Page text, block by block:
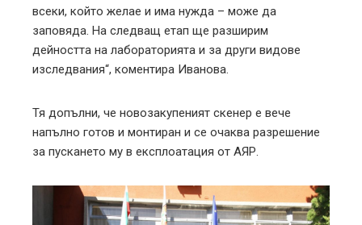
всеки, който желае и има нужда – може да
заповяда. На следващ етап ще разширим
дейността на лабораторията и за други видове
изследвания“, коментира Иванова.
Тя допълни, че новозакупеният скенер е вече
напълно готов и монтиран и се очаква разрешение
за пускането му в експлоатация от АЯР.